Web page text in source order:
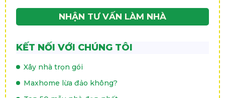
NHẬN TƯ VẤN LÀM NHÀ
KẾT NỐI VỚI CHÚNG TÔI
Xây nhà trọn gói
Maxhome lừa đảo không?